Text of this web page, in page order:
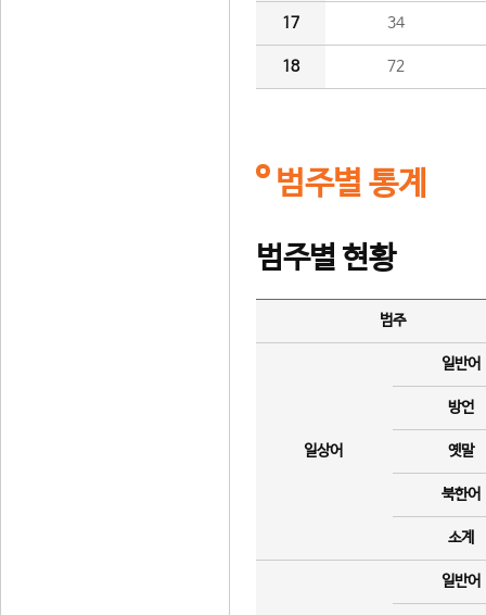
17 34
18 72
범주별 통계
범주별 현황
범주
일상어
일반어
방언
옛말
북한어
소계
일반어